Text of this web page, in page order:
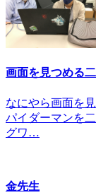
画面を見つめる
なにやら画面を
パイダーマンを
グワ…
金先生